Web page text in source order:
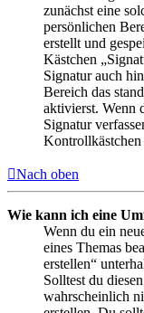
zunächst eine
persönlichen
erstellt und
Kästchen
Signatur auch
Bereich das
aktivierst. Wenn
Signatur
Kontrollkästchen
Nach oben
Wie kann ich eine
Wenn du ein
eines Themas
erstellen“
Solltest du
wahrscheinlich